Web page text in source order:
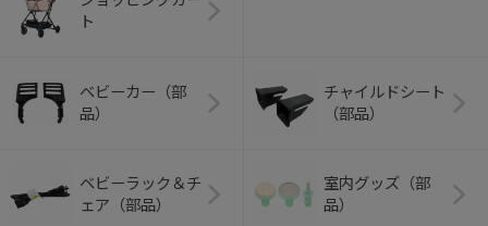
ト
ベビーカー（部
品）
チャイルドシート
（部品）
ベビーラック＆チ
ェア（部品）
室内グッズ（部
品）